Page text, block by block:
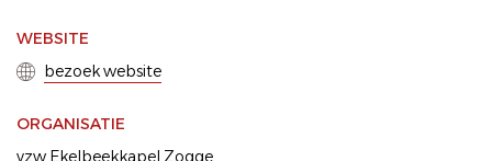
WEBSITE
bezoek website
ORGANISATIE
vzw Ekelbeekkapel Zogge